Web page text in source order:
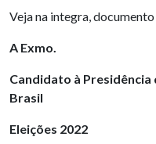
Veja na integra,
A Exmo.
Candidato à
Brasil
Eleições 2022